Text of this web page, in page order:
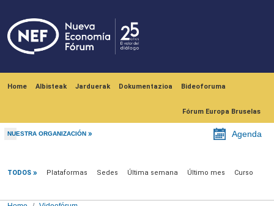
Home Albisteak Jarduerak Dokumentazioa Bideoforuma
Fórum Europa Bruselas
NUESTRA ORGANIZACIÓN Agenda
TODOS Plataformas Sedes Última semana Último mes Curso